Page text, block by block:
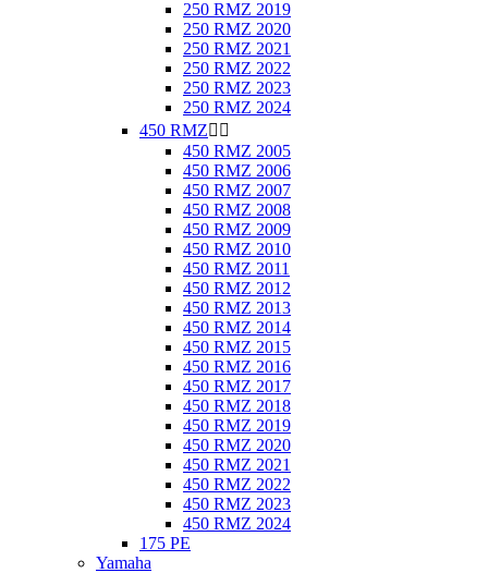
250 RMZ 2019
250 RMZ 2020
250 RMZ 2021
250 RMZ 2022
250 RMZ 2023
250 RMZ 2024
450 RMZ 
450 RMZ 2005
450 RMZ 2006
450 RMZ 2007
450 RMZ 2008
450 RMZ 2009
450 RMZ 2010
450 RMZ 2011
450 RMZ 2012
450 RMZ 2013
450 RMZ 2014
450 RMZ 2015
450 RMZ 2016
450 RMZ 2017
450 RMZ 2018
450 RMZ 2019
450 RMZ 2020
450 RMZ 2021
450 RMZ 2022
450 RMZ 2023
450 RMZ 2024
175 PE
Yamaha